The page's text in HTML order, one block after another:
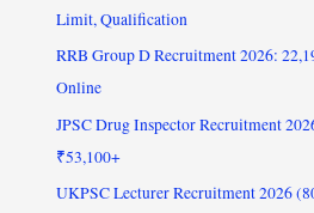
Limit, Qualification
RRB Group D Recruitment 2026:
Online
JPSC Drug Inspector Recruitment
₹53,100+
UKPSC Lecturer Recruitment 2026